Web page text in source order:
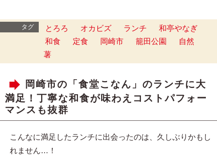
タグ とろろ オカビズ ランチ
和亭やなぎ
和食
定食 岡崎市 籠田公園
自然
薯
岡崎市の「食堂こなん」のランチに大
満足！丁寧な和食が味わえコストパフォー
マンスも抜群
こんなに満足したランチに出会ったのは、久しぶりかもし
れません…！